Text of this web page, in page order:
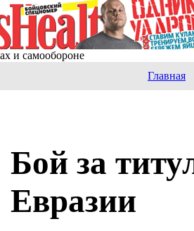
Главная
Бой за
Евразии